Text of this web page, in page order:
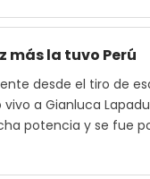
más la tuvo Perú
desde el tiro de
vivo a Gianluca
potencia y se fue